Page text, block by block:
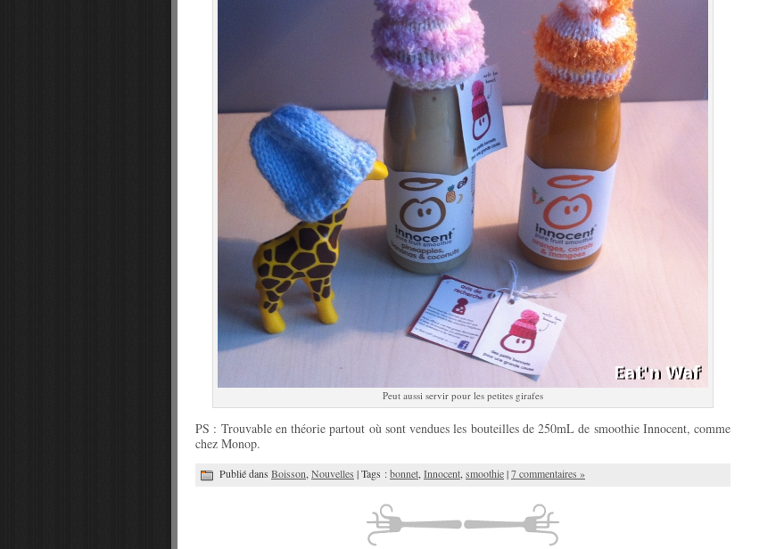
Peut aussi servir pour les petites girafes
PS : Trouvable en théorie partout où sont vendues les bouteilles de 250mL de smoothie Innocent, comme
chez Monop.
Publié dans Boisson Nouvelles | Tags :bonnet Innocent smoothie|7 commentaires »